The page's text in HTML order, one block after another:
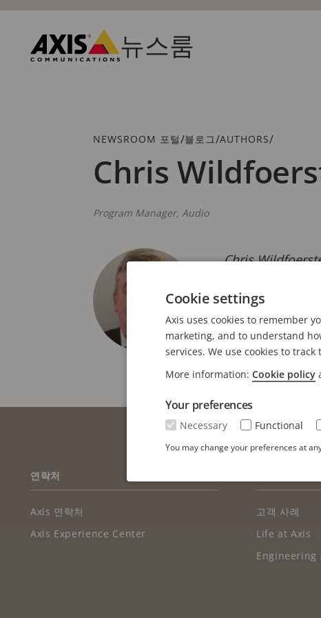
주
뉴스룸
브
드
크
NEWSROOM 포털/블로그/AUTHORS/
Chris
Chris
서 30년간 채널
략 개발 경험 또
Program Manager, Audio
FOOTER
연락처
Axis 연락처
Axis Experience Center
고객 사례
Life at Axis
Engineering
Cookie settings
Axis uses cookies to remember
marketing, and to understand
services. We use cookies to
More information: Cookie policy
Your preferences
Necessary Functional
You may change your preferences at